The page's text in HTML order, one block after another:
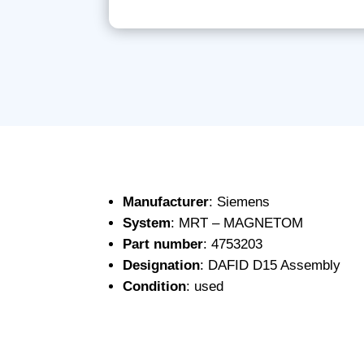
Manufacturer: Siemens
System: MRT – MAGNETOM
Part number: 4753203
Designation: DAFID D15 Assembly
Condition: used